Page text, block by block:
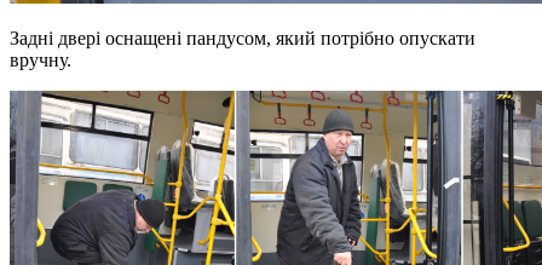
Задні двері оснащені пандусом, який потрібно опускати
вручну.